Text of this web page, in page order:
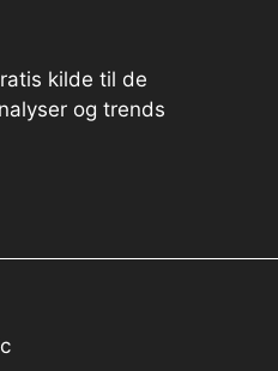
kilde til de
og trends